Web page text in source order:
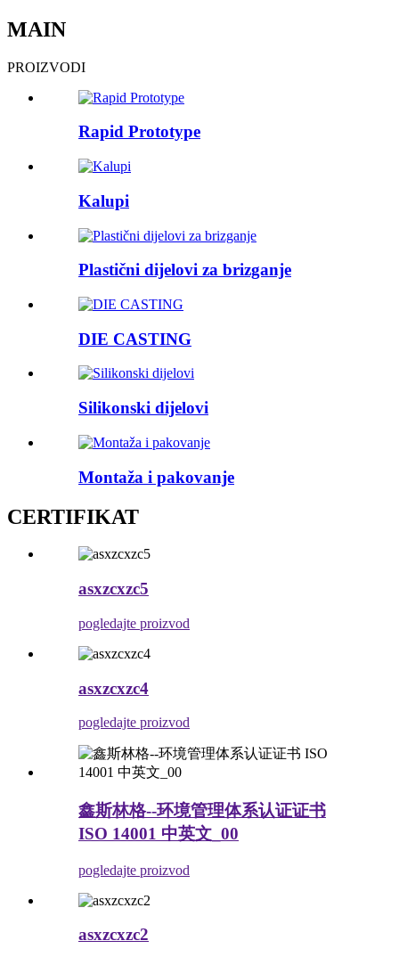
MAIN
PROIZVODI
Rapid Prototype
Kalupi
Plastični dijelovi za brizganje
DIE CASTING
Silikonski dijelovi
Montaža i pakovanje
CERTIFIKAT
asxzcxzc5
pogledajte proizvod
asxzcxzc4
pogledajte proizvod
鑫斯林格--环境管理体系认证证书
ISO 14001 中英文_00
pogledajte proizvod
asxzcxzc2